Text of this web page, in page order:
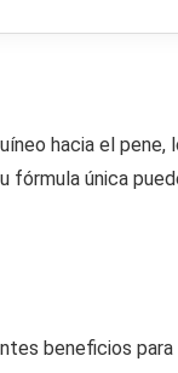
hacia el
fórmula única
beneficios